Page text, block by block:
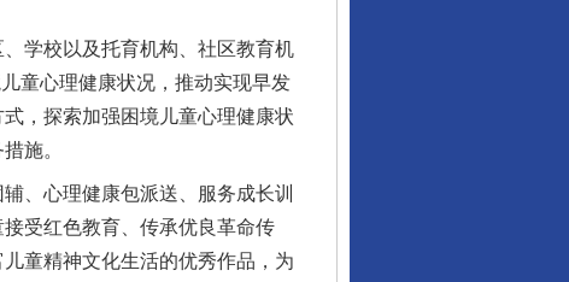
学校以及托育机构、社区教育机
童心理健康状况，推动实现早发
，探索加强困境儿童心理健康状
施。
、心理健康包派送、服务成长训
受红色教育、传承优良革命传
童精神文化生活的优秀作品，为